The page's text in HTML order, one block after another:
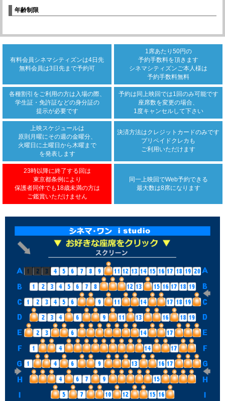
年齢制限
有料会員シネマシティズンは4日先
無料会員は3日先まで予約可
1席あたり50円の
予約手数料を頂きます
シネマシティズンご本人様は
予約手数料無料
各種割引をご利用の方は 入場の際、
学生証・免許証などの身分証の
提示が必要です
予約は同上映回では1回のみ可能です
座席数を変更の場合、
1度キャンセルして下さい
上映スケジュールは
原則月曜にその週の金曜分、
火曜日に土曜日から木曜まで
を発表します
決済方法はクレジットカードのみです
プリペイドクレカも
ご利用いただけます
23時以降に終了する回は
東京都条例により
保護者同伴でも18歳未満の方は
ご鑑賞いただけません
同一上映回でWeb予約できる
最大数は8席になります